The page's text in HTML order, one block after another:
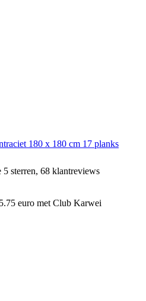
180 x 180 cm 17 planks
sterren, 68 klantreviews
euro met Club Karwei